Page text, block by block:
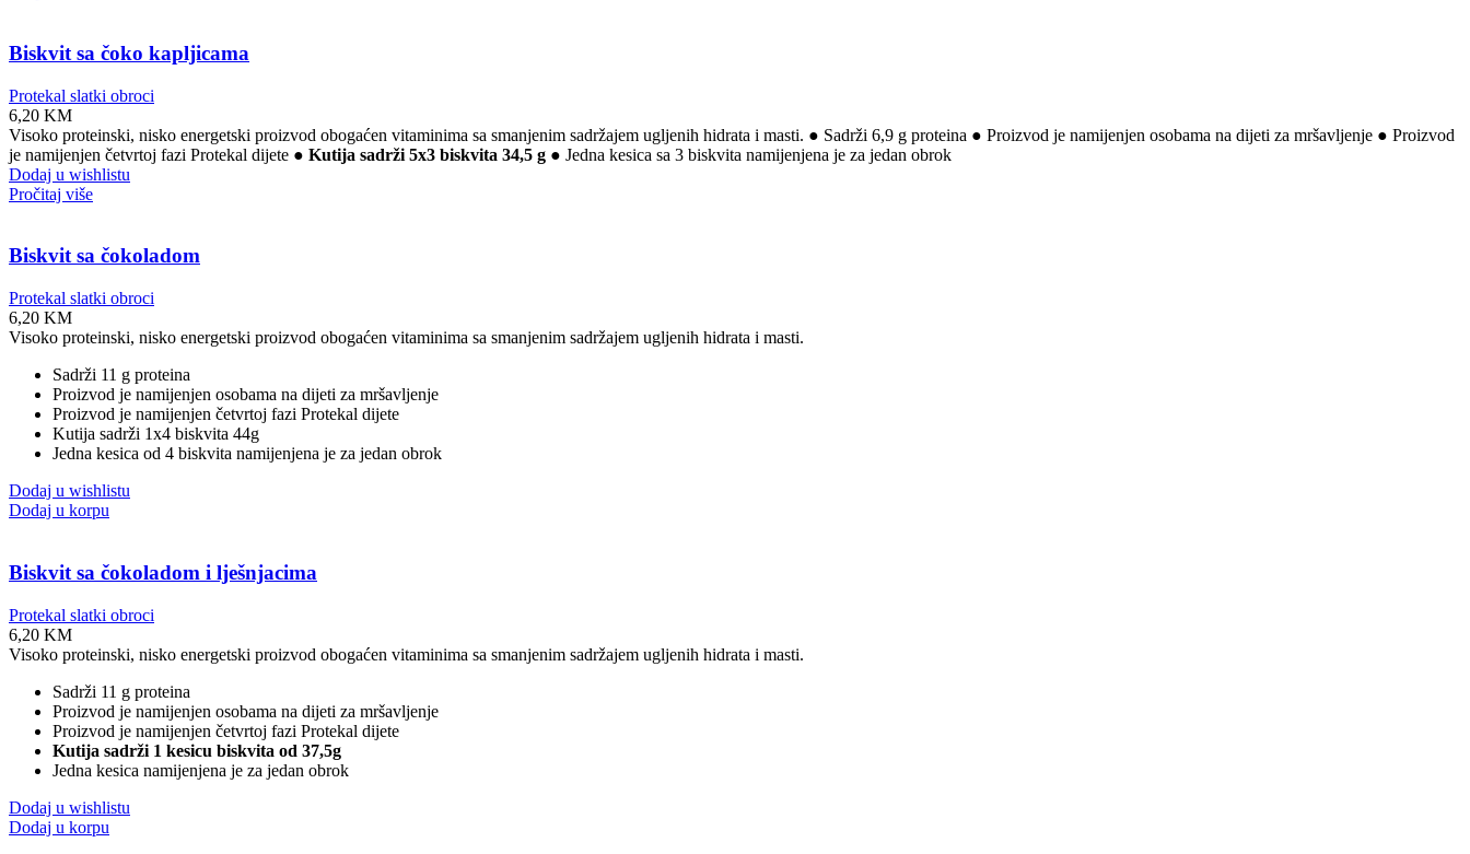
Biskvit sa čoko kapljicama
Protekal slatki obroci
6,20 KM
Visoko proteinski, nisko energetski proizvod obogaćen vitaminima sa smanjenim sadržajem ugljenih hidrata i masti. ● Sadrži 6,9 g proteina ● Proizvod je namijenjen osobama na dijeti za mršavljenje ● Proizvod
je namijenjen četvrtoj fazi Protekal dijete ● Kutija sadrži 5x3 biskvita 34,5 g ● Jedna kesica sa 3 biskvita namijenjena je za jedan obrok
Dodaj u wishlistu
Pročitaj više
Biskvit sa čokoladom
Protekal slatki obroci
6,20 KM
Visoko proteinski, nisko energetski proizvod obogaćen vitaminima sa smanjenim sadržajem ugljenih hidrata i masti.
Sadrži 11 g proteina
Proizvod je namijenjen osobama na dijeti za mršavljenje
Proizvod je namijenjen četvrtoj fazi Protekal dijete
Kutija sadrži 1x4 biskvita 44g
Jedna kesica od 4 biskvita namijenjena je za jedan obrok
Dodaj u wishlistu
Dodaj u korpu
Biskvit sa čokoladom i lješnjacima
Protekal slatki obroci
6,20 KM
Visoko proteinski, nisko energetski proizvod obogaćen vitaminima sa smanjenim sadržajem ugljenih hidrata i masti.
Sadrži 11 g proteina
Proizvod je namijenjen osobama na dijeti za mršavljenje
Proizvod je namijenjen četvrtoj fazi Protekal dijete
Kutija sadrži 1 kesicu biskvita od 37,5g
Jedna kesica namijenjena je za jedan obrok
Dodaj u wishlistu
Dodaj u korpu